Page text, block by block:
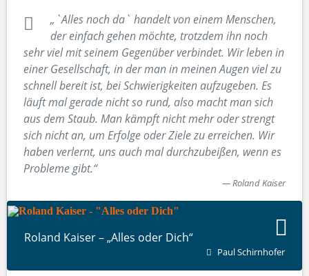
„`Alles noch da` handelt von einem Menschen,
der einfach gehen möchte, trotzdem ihn noch
sehr viel mit seinem Gegenüber verbindet. Wir leben in
einer Gesellschaft, in der man in meinen Augen viel zu
schnell bereit ist, bei Schwierigkeiten aufzugeben. Es
läuft mal gerade nicht so rund, also macht man sich
aus dem Staub. Man kämpft nicht mehr oder strengt
sich nicht an, um Erfolge oder Ziele zu erreichen. Wir
haben verlernt, uns auch mal durchzubeißen, wenn es
Probleme gibt.“
Roland Kaiser
Roland Kaiser – „Alles oder Dich“
Paul Schirnhofer